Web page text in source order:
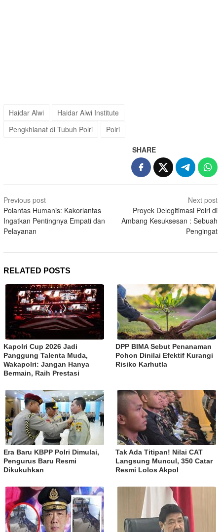
Haidar Alwi
Haidar Alwi Institute
Pengkhianat di Tubuh Polri
Polri
SHARE
Post
navigation
Previous post
Polantas Humanis: Kakorlantas
Ingatkan Pentingnya Empati dan
Pelayanan
Next post
Proyek Delegitimasi Polri di
Ambang Kesuksesan : Sebuah
Pengingat
RELATED POSTS
Kapolri Cup 2026 Jadi
Panggung Talenta Muda,
Wakapolri: Jangan Hanya
Bermain, Raih Prestasi
DPP BIMA Sebut Penanaman
Pohon Dinilai Efektif Kurangi
Risiko Karhutla
Era Baru KBPP Polri Dimulai,
Pengurus Baru Resmi
Dikukuhkan
Tak Ada Titipan! Nilai CAT
Langsung Muncul, 350 Catar
Resmi Lolos Akpol